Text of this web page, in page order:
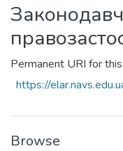
Permanent URI for
https://
Browse